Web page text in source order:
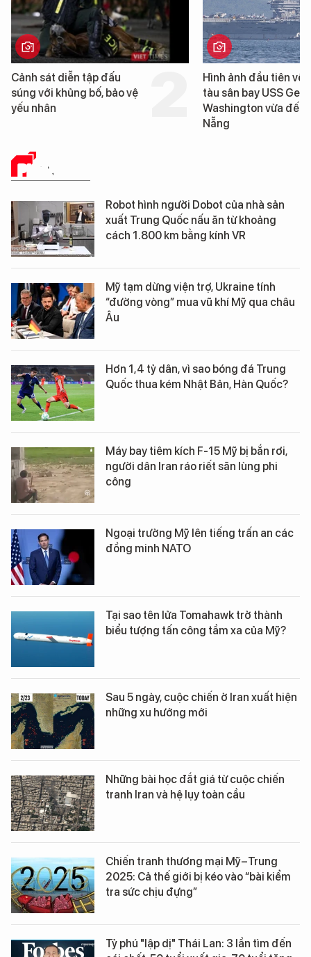
Cảnh sát diễn tập đấu
súng với khủng bố, bảo vệ
yếu nhân
Hình ảnh đầu tiên về
tàu sân bay USS
Washington vừa đến
Nẵng
PHÂN TÍCH
Robot hình người Dobot của nhà sản
xuất Trung Quốc nấu ăn từ khoảng
cách 1.800 km bằng kính VR
Mỹ tạm dừng viện trợ, Ukraine tính
“đường vòng” mua vũ khí Mỹ qua châu
Âu
Hơn 1,4 tỷ dân, vì sao bóng đá Trung
Quốc thua kém Nhật Bản, Hàn Quốc?
Máy bay tiêm kích F-15 Mỹ bị bắn rơi,
người dân Iran ráo riết săn lùng phi
công
Ngoại trưởng Mỹ lên tiếng trấn an các
đồng minh NATO
Tại sao tên lửa Tomahawk trở thành
biểu tượng tấn công tầm xa của Mỹ?
Sau 5 ngày, cuộc chiến ở Iran xuất hiện
những xu hướng mới
Những bài học đắt giá từ cuộc chiến
tranh Iran và hệ lụy toàn cầu
Chiến tranh thương mại Mỹ–Trung
2025: Cả thế giới bị kéo vào “bài kiểm
tra sức chịu đựng”
Tỷ phú "lập dị" Thái Lan: 3 lần tìm đến